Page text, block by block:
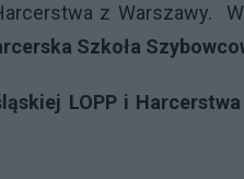
z Warszawy.
Szkoła
LOPP i